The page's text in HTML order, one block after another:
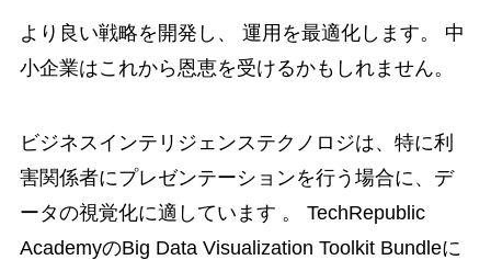
より良い戦略を開発し、 運用を最適化します。 中
小企業はこれから恩恵を受けるかもしれません。
ビジネスインテリジェンステクノロジは、特に利
害関係者にプレゼンテーションを行う場合に、デ
ータの視覚化に適しています 。 TechRepublic
AcademyのBig Data Visualization Toolkit Bundleに